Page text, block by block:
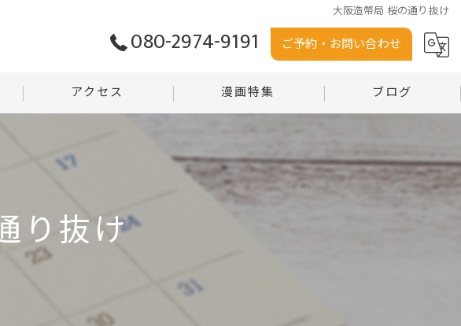
大阪造幣局 桜の通り抜け
080-2974-9191 ご予約・お問い合わせ
アクセス 漫画特集 ブログ
り抜け